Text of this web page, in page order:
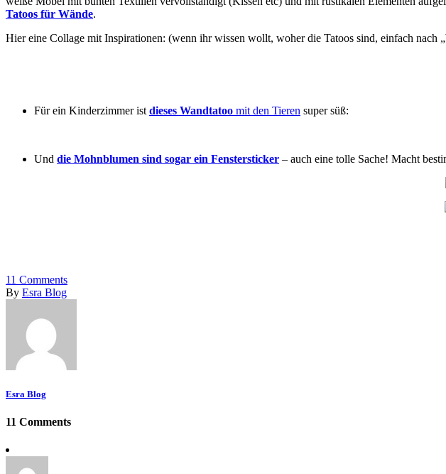
Tatoos für Wände.
Hier eine Collage mit Inspirationen: (wenn ihr wissen wollt, woher die Tatoos sind, einfach nach
Für ein Kinderzimmer ist dieses Wandtatoo mit den Tieren super süß:
Und die Mohnblumen sind sogar ein Fenstersticker – auch eine tolle Sache! Macht
11 Comments
By Esra Blog
Esra Blog
11 Comments